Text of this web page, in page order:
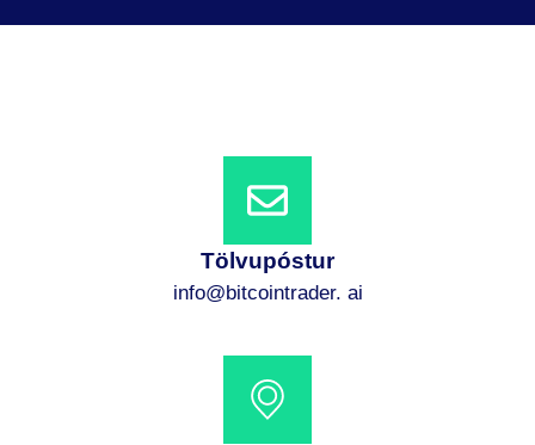
Tölvupóstur
info@bitcointrader. ai